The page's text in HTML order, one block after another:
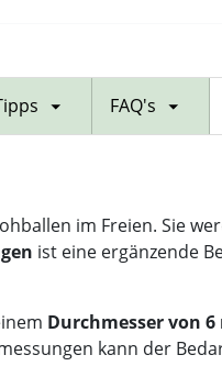
im Freien. Sie
ist eine ergänzende
Durchmesser von 6
kann der
FAQ's